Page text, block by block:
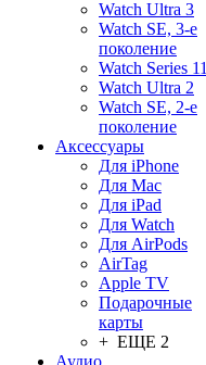
Watch Ultra 3
Watch SE, 3-е
поколение
Watch Series 11
Watch Ultra 2
Watch SE, 2-е
поколение
Аксессуары
Для iPhone
Для Mac
Для iPad
Для Watch
Для AirPods
AirTag
Apple TV
Подарочные
карты
+ ЕЩЕ 2
Аудио